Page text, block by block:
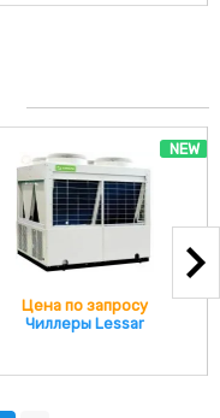
NEW
Цена по запросу
Чиллеры Lessar